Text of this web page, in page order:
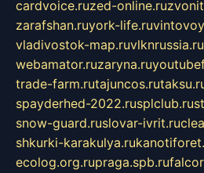
cardvoice.ruzed-online.ru
zarafshan.ruyork-life.ru
vladivostok-map.ruvlknrussia.ru
webamator.ruzaryna.ru
trade-farm.rutajuncos.ru
spayderhed-2022.rusplclub.ru
snow-guard.ruslovar-ivrit.ru
shkurki-karakulya.ru
ecolog.org.rupraga.spb.ru